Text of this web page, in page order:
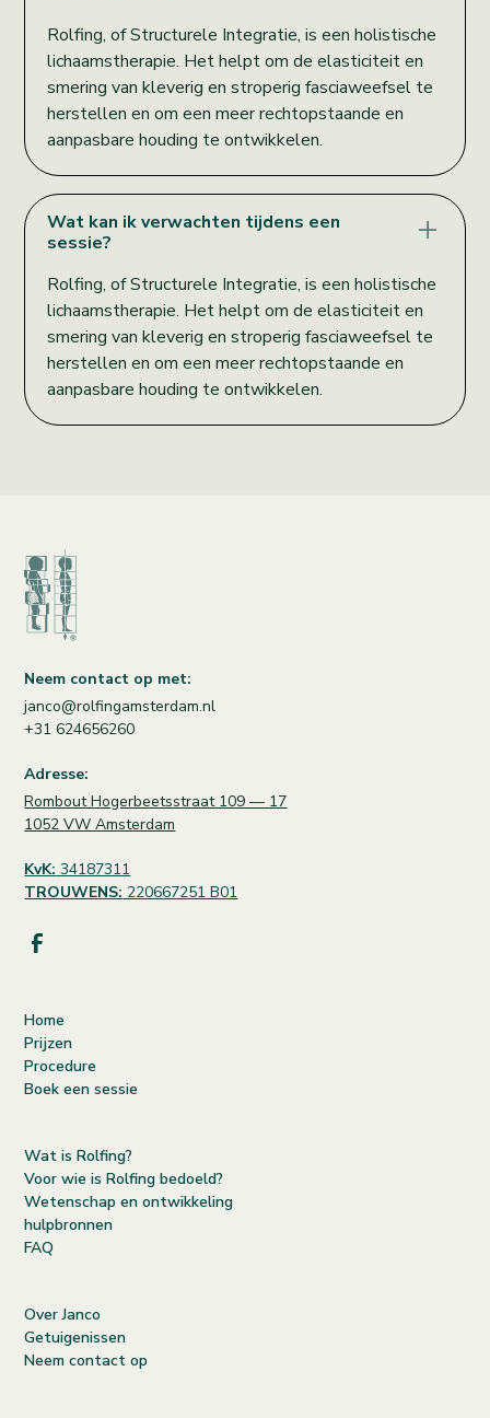
Rolfing, of Structurele Integratie, is een holistische
lichaamstherapie. Het helpt om de elasticiteit en
smering van kleverig en stroperig fasciaweefsel te
herstellen en om een meer rechtopstaande en
aanpasbare houding te ontwikkelen.
Wat kan ik verwachten tijdens een
sessie?
Rolfing, of Structurele Integratie, is een holistische
lichaamstherapie. Het helpt om de elasticiteit en
smering van kleverig en stroperig fasciaweefsel te
herstellen en om een meer rechtopstaande en
aanpasbare houding te ontwikkelen.
Neem contact op met:
janco@rolfingamsterdam.nl
+31 624656260
Adresse:
Rombout Hogerbeetsstraat 109 — 17
1052 VW Amsterdam
KvK: 34187311
TROUWENS: 220667251 B01
Home
Prijzen
Procedure
Boek een sessie
Wat is Rolfing?
Voor wie is Rolfing bedoeld?
Wetenschap en ontwikkeling
hulpbronnen
FAQ
Over Janco
Getuigenissen
Neem contact op